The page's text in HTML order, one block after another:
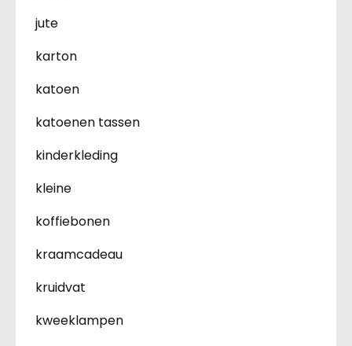
jute
karton
katoen
katoenen tassen
kinderkleding
kleine
koffiebonen
kraamcadeau
kruidvat
kweeklampen